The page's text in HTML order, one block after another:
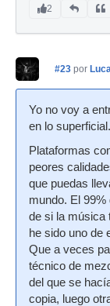
2
#23 por
Yo no voy a
en lo superficial.
Plataformas
peores
que puedas
mundo. El
de si la música
he sido uno de
Que a veces
técnico de
del que se
copia, luego